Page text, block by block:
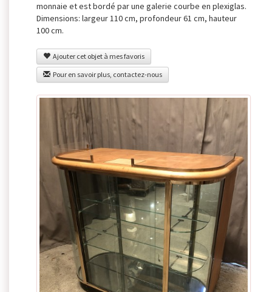
monnaie et est bordé par une galerie courbe en plexiglas.
Dimensions: largeur 110 cm, profondeur 61 cm, hauteur
100 cm.
Ajouter cet objet à mes favoris
Pour en savoir plus, contactez-nous